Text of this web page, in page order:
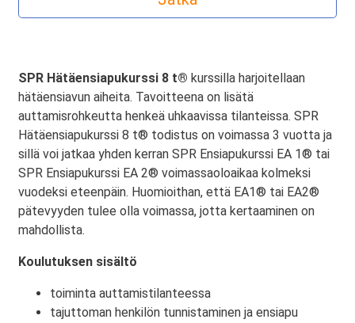
SPR Hätäensiapukurssi 8 t® kurssilla harjoitellaan
hätäensiavun aiheita. Tavoitteena on lisätä
auttamisrohkeutta henkeä uhkaavissa tilanteissa. SPR
Hätäensiapukurssi 8 t® todistus on voimassa 3 vuotta ja
sillä voi jatkaa yhden kerran SPR Ensiapukurssi EA 1® tai
SPR Ensiapukurssi EA 2® voimassaoloaikaa kolmeksi
vuodeksi eteenpäin. Huomioithan, että EA1® tai EA2®
pätevyyden tulee olla voimassa, jotta kertaaminen on
mahdollista.
Koulutuksen sisältö
toiminta auttamistilanteessa
tajuttoman henkilön tunnistaminen ja ensiapu